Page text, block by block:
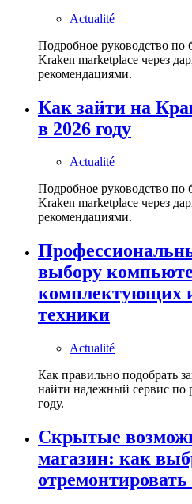
Actualité
Подробное руководство по
Kraken marketplace через
рекомендациями.
Как зайти на
в 2026 году
Actualité
Подробное руководство по
Kraken marketplace через
рекомендациями.
выбору
комплектующих
техники
Actualité
Как правильно подобрать
найти надежный сервис по
году.
Скрытые
магазин: как